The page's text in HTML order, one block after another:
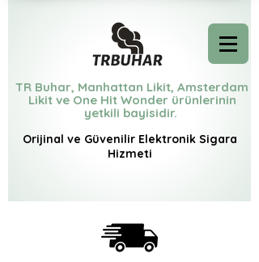
TR Buhar, Manhattan Likit, Amsterdam
Likit ve One Hit Wonder ürünlerinin
yetkili bayisidir.
Orijinal ve Güvenilir Elektronik Sigara
Hizmeti